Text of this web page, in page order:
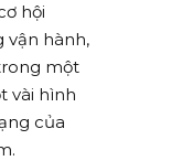
hội
vận hành,
một
vài hình
của